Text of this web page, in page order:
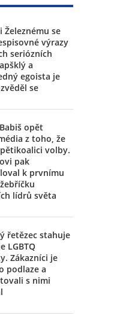
Železnému se
výrazy
seriózních
a
egoista je
se
opět
z toho, že
volby.
pak
k prvnímu
lídrů světa
řetězec stahuje
LGBTQ
Zákazníci je
podlaze a
s nimi